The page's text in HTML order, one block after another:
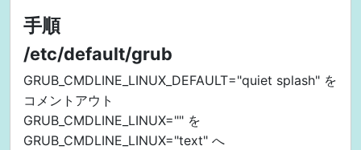
手順
/etc/default/grub
GRUB_CMDLINE_LINUX_DEFAULT="quiet splash" を
コメントアウト
GRUB_CMDLINE_LINUX="" を
GRUB_CMDLINE_LINUX="text" へ